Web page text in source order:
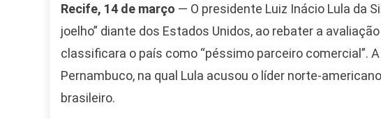
Recife, 14 de março — O presidente Luiz Inácio Lula da
joelho” diante dos Estados Unidos, ao rebater a
classificara o país como “péssimo parceiro comercial”.
Pernambuco, na qual Lula acusou o líder norte-
brasileiro.